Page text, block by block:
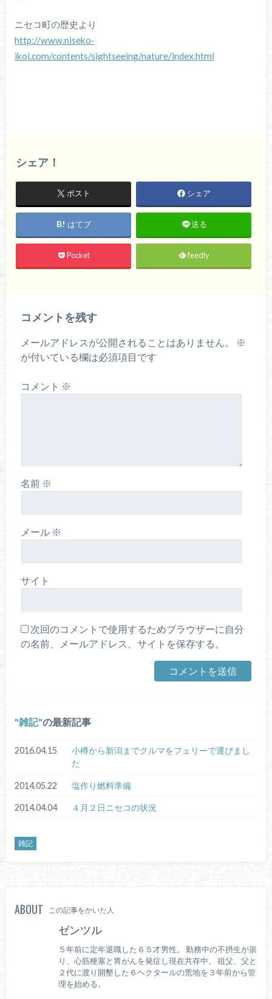
ニセコ町の歴史より
http://www.niseko-
ikoi.com/contents/sightseeing/nature/index.html
シェア！
ポスト シェア
はてブ 送る
Pocket feedly
コメントを残す
メールアドレスが公開されることはありません。
※
が付いている欄は必須項目です
コメント ※
名前 ※
メール ※
サイト
次回のコメントで使用するためブラウザーに自分
の名前、メールアドレス、サイトを保存する。
雑記 の最新記事
2016.04.15
小樽から新潟までクルマをフェリーで運びまし
た
2014.05.22 塩作り燃料準備
2014.04.04 ４月２日ニセコの状況
雑記
ABOUT この記事をかいた人
ゼンツル
５年前に定年退職した６５才男性。 勤務中の不摂生が祟
り、心筋梗塞と胃がんを発症し現在共存中。 祖父、父と
２代に渡り開墾した６ヘクタールの荒地を３年前から管
理を始める。